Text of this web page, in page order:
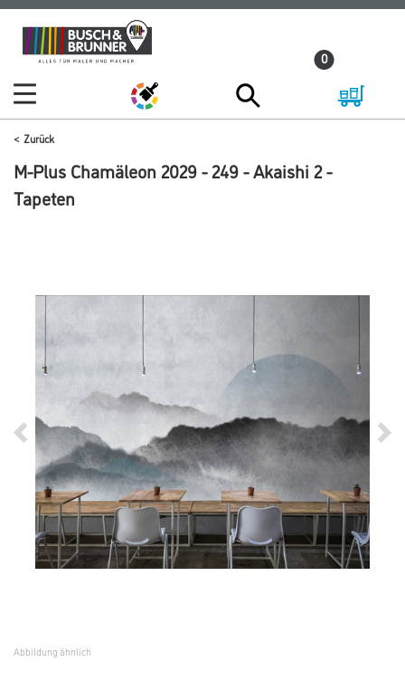
Zum
Inhalt
Zum
Navigationsmenü
0
Zurück
M-Plus Chamäleon 2029 - 249 - Akaishi 2 -
Tapeten
Abbildung ähnlich